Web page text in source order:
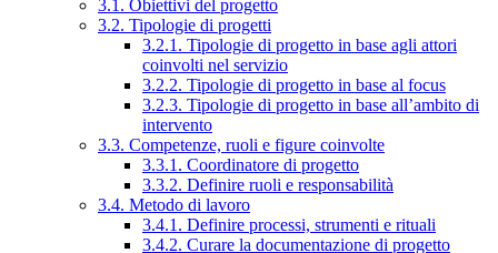
3.1. Obiettivi del progetto
3.2. Tipologie di progetti
3.2.1. Tipologie di progetto in base agli attori
coinvolti nel servizio
3.2.2. Tipologie di progetto in base al focus
3.2.3. Tipologie di progetto in base all’ambito di
intervento
3.3. Competenze, ruoli e figure coinvolte
3.3.1. Coordinatore di progetto
3.3.2. Definire ruoli e responsabilità
3.4. Metodo di lavoro
3.4.1. Definire processi, strumenti e rituali
3.4.2. Curare la documentazione di progetto